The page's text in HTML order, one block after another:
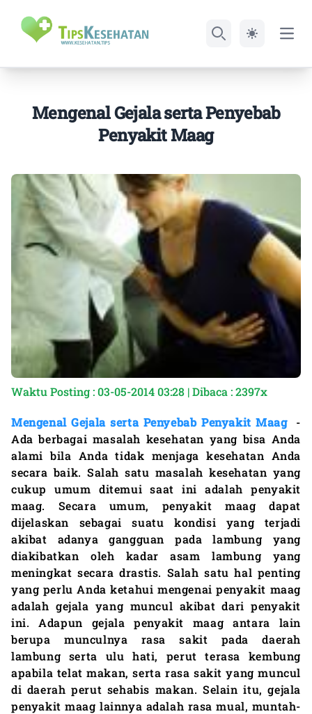
Mengenal Gejala serta Penyebab
Penyakit Maag
Waktu Posting : 03-05-2014 03:28 | Dibaca : 2397x
Mengenal Gejala serta Penyebab Penyakit Maag-
Ada berbagai masalah kesehatan yang bisa Anda
alami bila Anda tidak menjaga kesehatan Anda
secara baik. Salah satu masalah kesehatan yang
cukup umum ditemui saat ini adalah penyakit
maag. Secara umum, penyakit maag dapat
dijelaskan sebagai suatu kondisi yang terjadi
akibat adanya gangguan pada lambung yang
diakibatkan oleh kadar asam lambung yang
meningkat secara drastis. Salah satu hal penting
yang perlu Anda ketahui mengenai penyakit maag
adalah gejala yang muncul akibat dari penyakit
ini. Adapun gejala penyakit maag antara lain
berupa munculnya rasa sakit pada daerah
lambung serta ulu hati, perut terasa kembung
apabila telat makan, serta rasa sakit yang muncul
di daerah perut sehabis makan. Selain itu, gejala
penyakit maag lainnya adalah rasa mual, muntah-